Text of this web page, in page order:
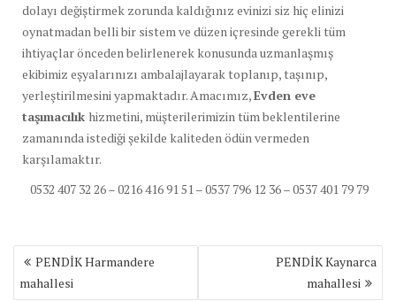
dolayı değiştirmek zorunda kaldığınız evinizi siz hiç elinizi
oynatmadan belli bir sistem ve düzen içresinde gerekli tüm
ihtiyaçlar önceden belirlenerek konusunda uzmanlaşmış
ekibimiz eşyalarınızı ambalajlayarak toplanıp, taşınıp,
yerleştirilmesini yapmaktadır. Amacımız,Evden eve
taşımacılık hizmetini, müşterilerimizin tüm beklentilerine
zamanında istediği şekilde kaliteden ödün vermeden
karşılamaktır.
0532 407 32 26 – 0216 416 91 51 – 0537 796 12 36 – 0537 401 79 79
Yazı
dolaşımı
PENDİK Harmandere
mahallesi
PENDİK Kaynarca
mahallesi